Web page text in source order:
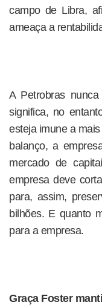
campo de Libra,
ameaça a
A Petrobras
significa, no
esteja imune a
balanço, a
mercado de
empresa deve
para, assim,
bilhões. E quanto
para a empresa.
Graça Foster